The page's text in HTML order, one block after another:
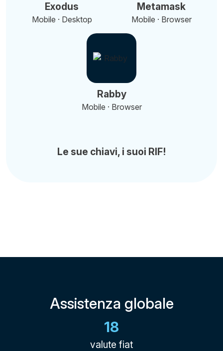
Exodus
Mobile · Desktop
Metamask
Mobile · Browser
Rabby
Mobile · Browser
Le sue chiavi, i suoi RIF!
Assistenza globale
18
valute fiat